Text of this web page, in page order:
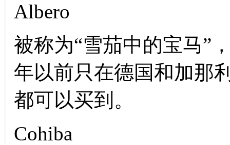
Albero
被称为“雪茄中的宝马”
年以前只在德国和加那
都可以买到。
Cohiba